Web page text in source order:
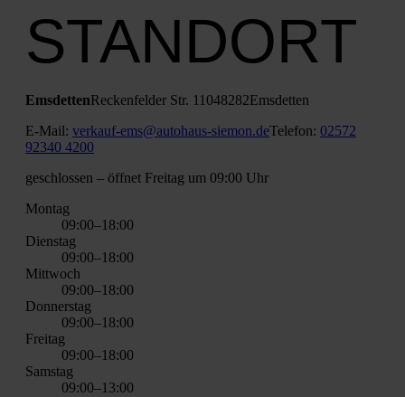
STANDORT
Ems­det­tenRecken­fel­der Str. 11048282Ems­det­ten
E‑Mail: verkauf-ems@autohaus-siemon.deTele­fon: 02572
92340 4200
geschlos­sen – öff­net Frei­tag um 09:00 Uhr
Mon­tag
09:00–18:00
Diens­tag
09:00–18:00
Mitt­woch
09:00–18:00
Don­ners­tag
09:00–18:00
Frei­tag
09:00–18:00
Sams­tag
09:00–13:00